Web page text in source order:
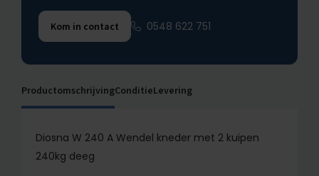
Kom in contact 0548 622 751
ProductomschrijvingConditieLevering
Diosna W 240 A Wendel kneder met 2 kuipen
240kg deeg